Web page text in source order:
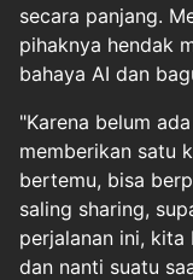
secara panjang.
pihaknya hendak
bahaya AI dan
"Karena belum
memberikan satu
bertemu, bisa
saling sharing,
perjalanan ini, kita
dan nanti suatu